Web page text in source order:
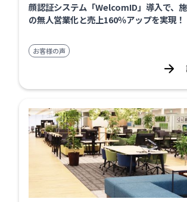
顔認証システム「WelcomID」導入で、
の無人営業化と売上160％アップを実現！
お客様の声